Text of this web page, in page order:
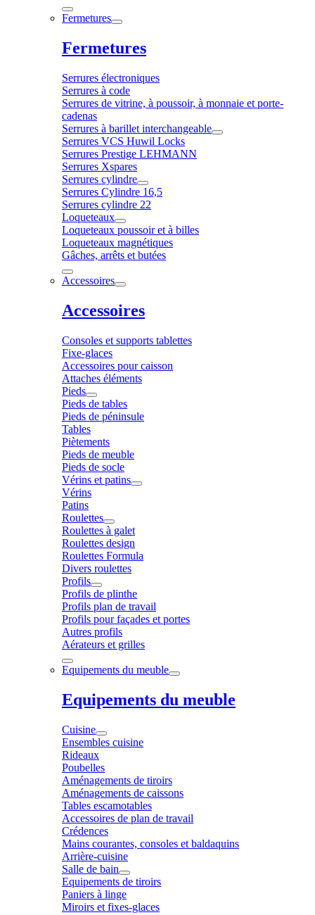
Fermetures
Fermetures
Serrures électroniques
Serrures à code
Serrures de vitrine, à poussoir, à monnaie et porte-
cadenas
Serrures à barillet interchangeable
Serrures VCS Huwil Locks
Serrures Prestige LEHMANN
Serrures Xspares
Serrures cylindre
Serrures Cylindre 16,5
Serrures cylindre 22
Loqueteaux
Loqueteaux poussoir et à billes
Loqueteaux magnétiques
Gâches, arrêts et butées
Accessoires
Accessoires
Consoles et supports tablettes
Fixe-glaces
Accessoires pour caisson
Attaches éléments
Pieds
Pieds de tables
Pieds de péninsule
Tables
Piètements
Pieds de meuble
Pieds de socle
Vérins et patins
Vérins
Patins
Roulettes
Roulettes à galet
Roulettes design
Roulettes Formula
Divers roulettes
Profils
Profils de plinthe
Profils plan de travail
Profils pour façades et portes
Autres profils
Aérateurs et grilles
Equipements du meuble
Equipements du meuble
Cuisine
Ensembles cuisine
Rideaux
Poubelles
Aménagements de tiroirs
Aménagements de caissons
Tables escamotables
Accessoires de plan de travail
Crédences
Mains courantes, consoles et baldaquins
Arrière-cuisine
Salle de bain
Equipements de tiroirs
Paniers à linge
Miroirs et fixes-glaces